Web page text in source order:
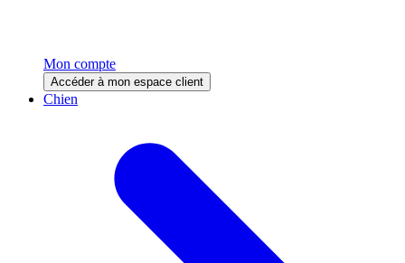
Mon compte
Accéder à mon espace client
Chien